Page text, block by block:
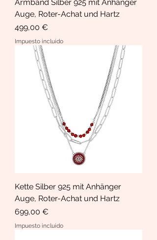
Armband Silber 925 mit Anhänger
Auge, Roter-Achat und Hartz
Precio
499,00 €
Impuesto incluido
Kette Silber 925 mit Anhänger
Auge, Roter-Achat und Hartz
Precio
699,00 €
Impuesto incluido